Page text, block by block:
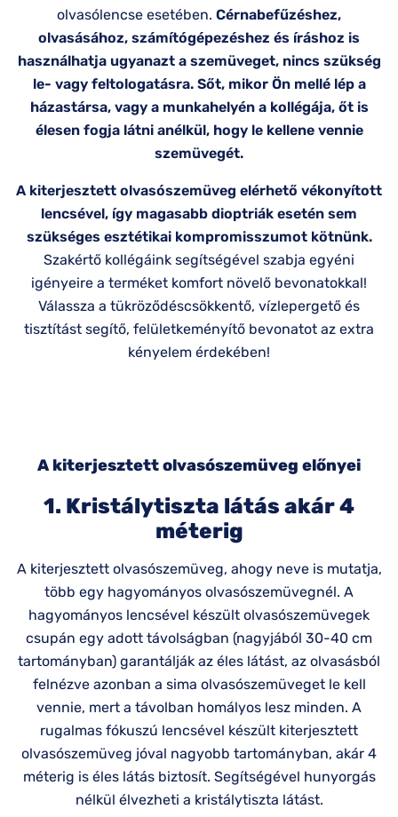
olvasólencse esetében. Cérnabefűzéshez,
olvasásához, számítógépezéshez és íráshoz is
használhatja ugyanazt a szemüveget, nincs szükség
le- vagy feltologatásra. Sőt, mikor Ön mellé lép a
házastársa, vagy a munkahelyén a kollégája, őt is
élesen fogja látni anélkül, hogy le kellene vennie
szemüvegét.
A kiterjesztett olvasószemüveg elérhető vékonyított
lencsével, így magasabb dioptriák esetén sem
szükséges esztétikai kompromisszumot kötnünk.
Szakértő kollégáink segítségével szabja egyéni
igényeire a terméket komfort növelő bevonatokkal!
Válassza a tükröződéscsökkentő, vízlepergető és
tisztítást segítő, felületkeményítő bevonatot az extra
kényelem érdekében!
A kiterjesztett olvasószemüveg előnyei
1. Kristálytiszta látás akár 4
méterig
A kiterjesztett olvasószemüveg, ahogy neve is mutatja,
több egy hagyományos olvasószemüvegnél. A
hagyományos lencsével készült olvasószemüvegek
csupán egy adott távolságban (nagyjából 30-40 cm
tartományban) garantálják az éles látást, az olvasásból
felnézve azonban a sima olvasószemüveget le kell
vennie, mert a távolban homályos lesz minden. A
rugalmas fókuszú lencsével készült kiterjesztett
olvasószemüveg jóval nagyobb tartományban, akár 4
méterig is éles látás biztosít. Segítségével hunyorgás
nélkül élvezheti a kristálytiszta látást.